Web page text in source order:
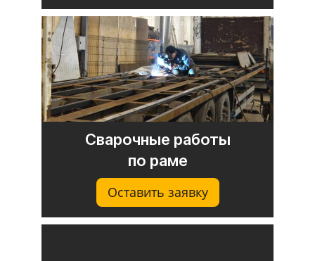
Сварочные работы
по раме
Оставить заявку